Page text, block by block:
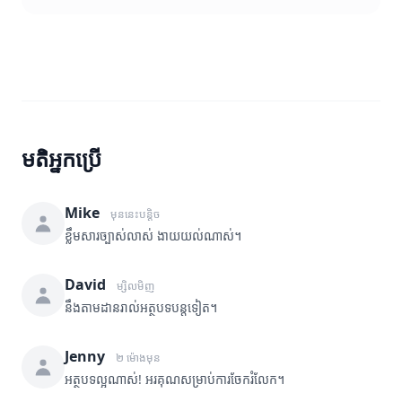
មតិអ្នកប្រើ
Mike មុននេះបន្តិច
ខ្លឹមសារច្បាស់លាស់ ងាយយល់ណាស់។
David ម្សិលមិញ
នឹងតាមដានរាល់អត្ថបទបន្តទៀត។
Jenny ២ ម៉ោងមុន
អត្ថបទល្អណាស់! អរគុណសម្រាប់ការចែករំលែក។